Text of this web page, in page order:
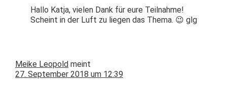
Hal­lo Kat­ja, vie­len Dank für eure Teil­nahme!
Scheint in der Luft zu liegen das The­ma. 😉 glg
Meike Leopold meint
27. September 2018 um 12:39